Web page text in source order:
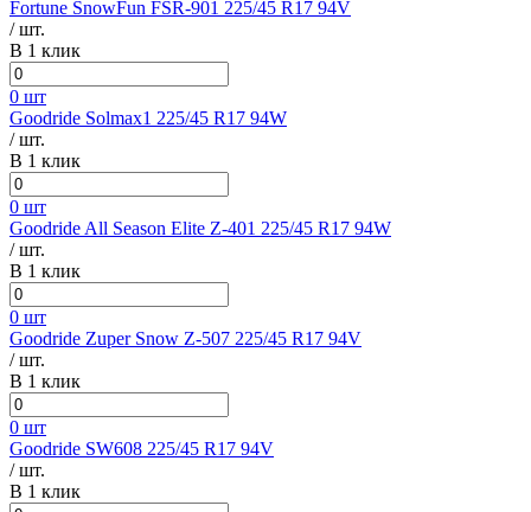
Fortune SnowFun FSR-901 225/45 R17 94V
/ шт.
В 1 клик
0 шт
Goodride Solmax1 225/45 R17 94W
/ шт.
В 1 клик
0 шт
Goodride All Season Elite Z-401 225/45 R17 94W
/ шт.
В 1 клик
0 шт
Goodride Zuper Snow Z-507 225/45 R17 94V
/ шт.
В 1 клик
0 шт
Goodride SW608 225/45 R17 94V
/ шт.
В 1 клик